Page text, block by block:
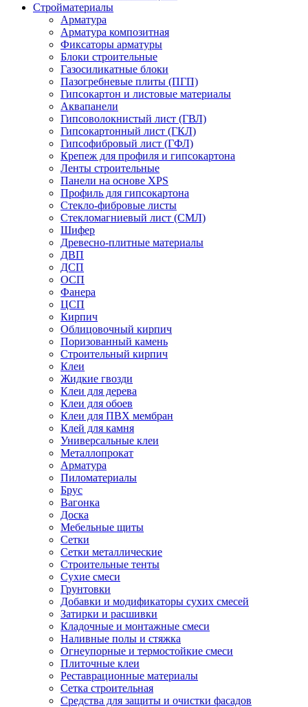
Стройматериалы
Арматура
Арматура композитная
Фиксаторы арматуры
Блоки строительные
Газосиликатные блоки
Пазогребневые плиты (ПГП)
Гипсокартон и листовые материалы
Аквапанели
Гипсоволокнистый лист (ГВЛ)
Гипсокартонный лист (ГКЛ)
Гипсофибровый лист (ГФЛ)
Крепеж для профиля и гипсокартона
Ленты строительные
Панели на основе XPS
Профиль для гипсокартона
Стекло-фибровые листы
Стекломагниевый лист (СМЛ)
Шифер
Древесно-плитные материалы
ДВП
ДСП
ОСП
Фанера
ЦСП
Кирпич
Облицовочный кирпич
Поризованный камень
Строительный кирпич
Клеи
Жидкие гвозди
Клеи для дерева
Клеи для обоев
Клеи для ПВХ мембран
Клей для камня
Универсальные клеи
Металлопрокат
Арматура
Пиломатериалы
Брус
Вагонка
Доска
Мебельные щиты
Сетки
Сетки металлические
Строительные тенты
Сухие смеси
Грунтовки
Добавки и модификаторы сухих смесей
Затирки и расшивки
Кладочные и монтажные смеси
Наливные полы и стяжка
Огнеупорные и термостойкие смеси
Плиточные клеи
Реставрационные материалы
Сетка строительная
Средства для защиты и очистки фасадов